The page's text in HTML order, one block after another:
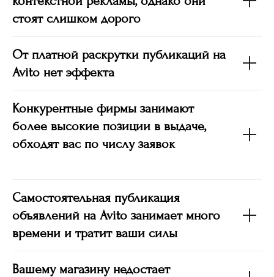
стоят слишком дорого
От платной раскрутки публикаций на
Avito нет эффекта
Конкурентные фирмы занимают
более высокие позиции в выдаче,
обходят вас по числу заявок
Самостоятельная публикация
объявлений на Avito занимает много
времени и тратит ваши силы
Вашему магазину недостает